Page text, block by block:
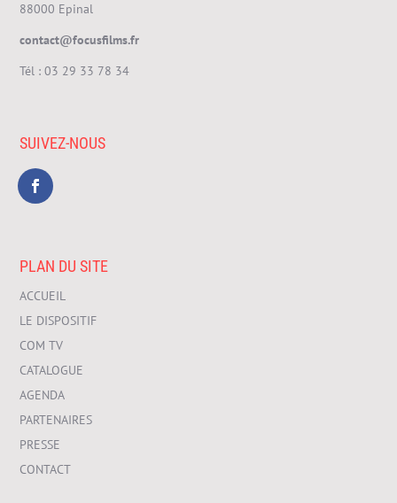
88000 Epinal
contact@focusfilms.fr
Tél :03 29 33 78 34
SUIVEZ-NOUS
PLAN DU SITE
ACCUEIL
LE DISPOSITIF
COM TV
CATALOGUE
AGENDA
PARTENAIRES
PRESSE
CONTACT